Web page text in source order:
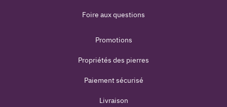
Foire aux questions
Promotions
Propriétés des pierres
Paiement sécurisé
Livraison